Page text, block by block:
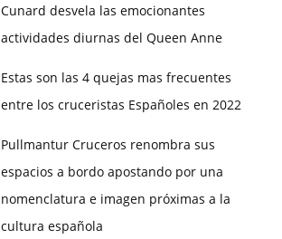
Cunard desvela las emocionantes
actividades diurnas del Queen Anne
Estas son las 4 quejas mas frecuentes
entre los cruceristas Españoles en 2022
Pullmantur Cruceros renombra sus
espacios a bordo apostando por una
nomenclatura e imagen próximas a la
cultura española